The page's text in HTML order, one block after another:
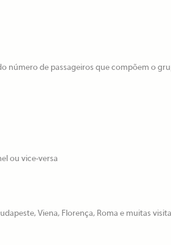
número de passageiros que compõem o
ou vice-versa
Viena, Florença, Roma e muitas